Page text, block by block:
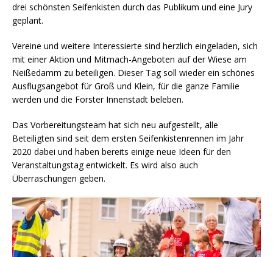
drei schönsten Seifenkisten durch das Publikum und eine Jury
geplant.
Vereine und weitere Interessierte sind herzlich eingeladen, sich
mit einer Aktion und Mitmach-Angeboten auf der Wiese am
Neißedamm zu beteiligen. Dieser Tag soll wieder ein schönes
Ausflugsangebot für Groß und Klein, für die ganze Familie
werden und die Forster Innenstadt beleben.
Das Vorbereitungsteam hat sich neu aufgestellt, alle
Beteiligten sind seit dem ersten Seifenkistenrennen im Jahr
2020 dabei und haben bereits einige neue Ideen für den
Veranstaltungstag entwickelt. Es wird also auch
Überraschungen geben.